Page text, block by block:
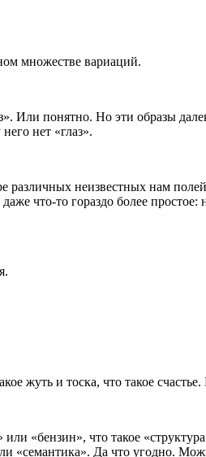
множестве вариаций.
Или понятно. Но эти образы
нет «глаз».
различных неизвестных нам
что-то гораздо более
жуть и тоска, что такое
«бензин», что такое
Да что угодно.